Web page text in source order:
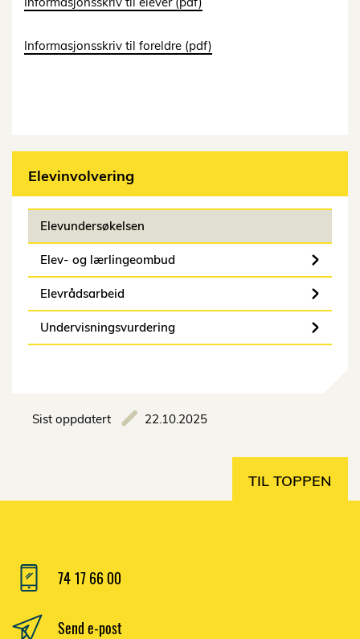
Informasjonsskriv til foreldre (pdf)
Elevinvolvering
Elevundersøkelsen
Elev- og lærlingeombud
Elevrådsarbeid
Undervisningsvurdering
Sist oppdatert 22.10.2025
TIL TOPPEN
74 17 66 00
Send e-post